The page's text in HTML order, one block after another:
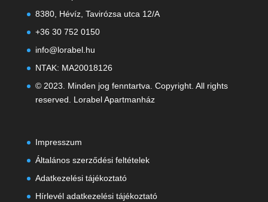
8380, Hévíz, Tavirózsa utca 12/A
+36 30 752 0150
info@lorabel.hu
NTAK: MA20018126
© 2023. Minden jog fenntartva. Copyright. All rights
reserved. Lorabel Apartmanház
Impresszum
Általános szerződési feltételek
Adatkezelési tájékoztató
Hírlevél adatkezelési tájékoztató